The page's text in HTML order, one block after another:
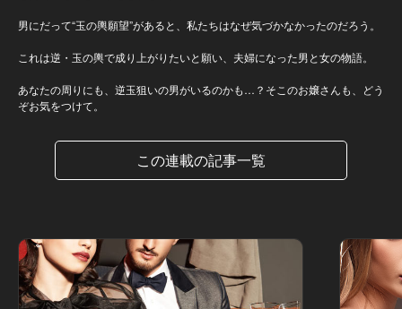
男にだって“玉の輿願望”があると、私たちはなぜ気づかなかったのだろう。
これは逆・玉の輿で成り上がりたいと願い、夫婦になった男と女の物語。
あなたの周りにも、逆玉狙いの男がいるのかも…？そこのお嬢さんも、どう
ぞお気をつけて。
この連載の記事一覧